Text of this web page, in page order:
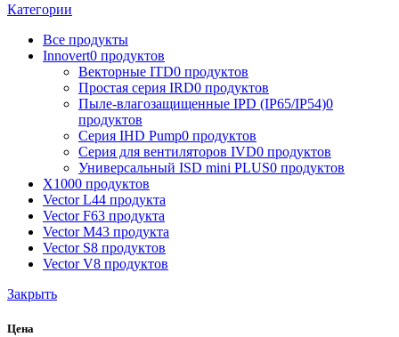
Категории
Все продукты
Innovert0 продуктов
Векторные ITD0 продуктов
Простая серия IRD0 продуктов
Пыле-влагозащищенные IPD (IP65/IP54)0
продуктов
Серия IHD Pump0 продуктов
Серия для вентиляторов IVD0 продуктов
Универсальный ISD mini PLUS0 продуктов
X1000 продуктов
Vector L44 продукта
Vector F63 продукта
Vector M43 продукта
Vector S8 продуктов
Vector V8 продуктов
Закрыть
Цена